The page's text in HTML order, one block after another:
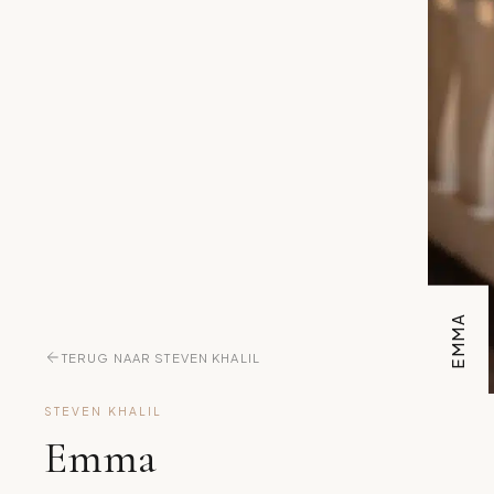
TERUG NAAR STEVEN KHALIL
STEVEN KHALIL
Emma
EMMA